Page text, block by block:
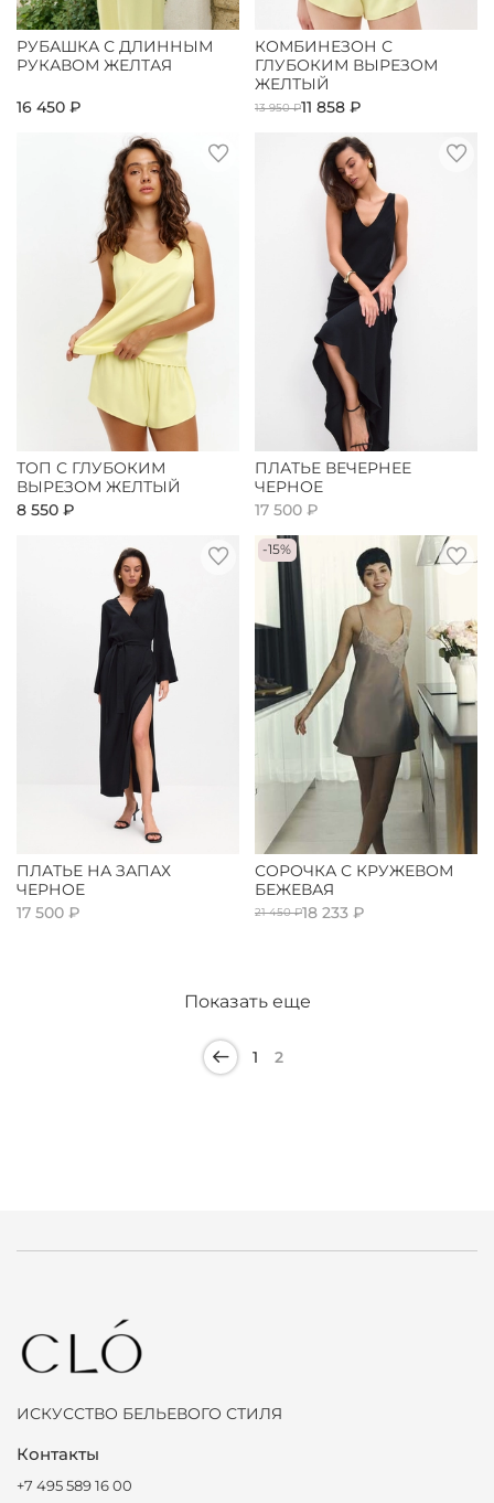
РУБАШКА С ДЛИННЫМ
РУКАВОМ ЖЕЛТАЯ
16 450 ₽
КОМБИНЕЗОН С
ГЛУБОКИМ ВЫРЕЗОМ
ЖЕЛТЫЙ
13 950 ₽11 858 ₽
ТОП С ГЛУБОКИМ
ВЫРЕЗОМ ЖЕЛТЫЙ
8 550 ₽
ПЛАТЬЕ ВЕЧЕРНЕЕ
ЧЕРНОЕ
17 500 ₽
ПЛАТЬЕ НА ЗАПАХ
ЧЕРНОЕ
17 500 ₽
-15%
СОРОЧКА С КРУЖЕВОМ
БЕЖЕВАЯ
21 450 ₽18 233 ₽
Показать еще
1 2
ИСКУССТВО БЕЛЬЕВОГО СТИЛЯ
Контакты
+7 495 589 16 00